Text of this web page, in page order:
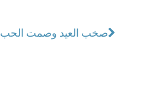
صخب العيد وصمت الحب